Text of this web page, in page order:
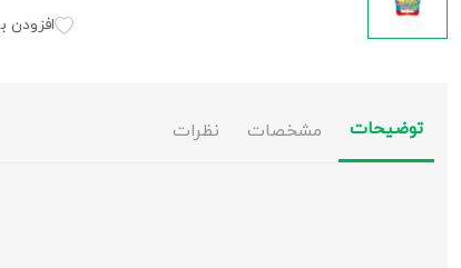
افزودن
توضیحات مشخصات نظرات